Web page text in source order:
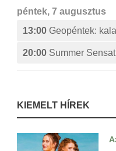
péntek, 7 augusztus
13:00 Geopéntek:
20:00 Summer
KIEMELT HÍREK